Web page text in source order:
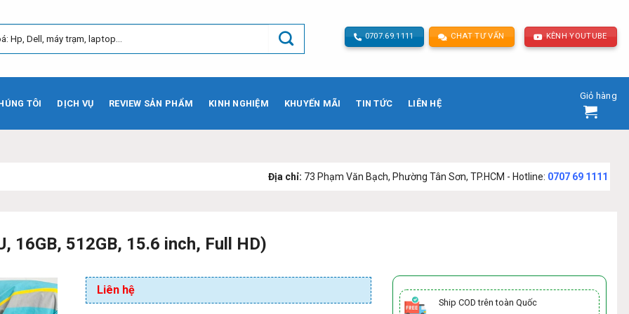
0707.69.1111 CHAT TƯ VẤN KÊNH YOUTUBE
TÔI DỊCH VỤ REVIEW SẢN PHẨM KINH NGHIỆM KHUYẾN MÃI TIN TỨC LIÊN HỆ
Giỏ hàng
73 Phạm Văn Bạch, Phường Tân Sơn, TP.HCM - Hotline:0707 69 1111
16GB, 512GB, 15.6 inch, Full HD)
Liên hệ
Ship COD trên toàn Quốc